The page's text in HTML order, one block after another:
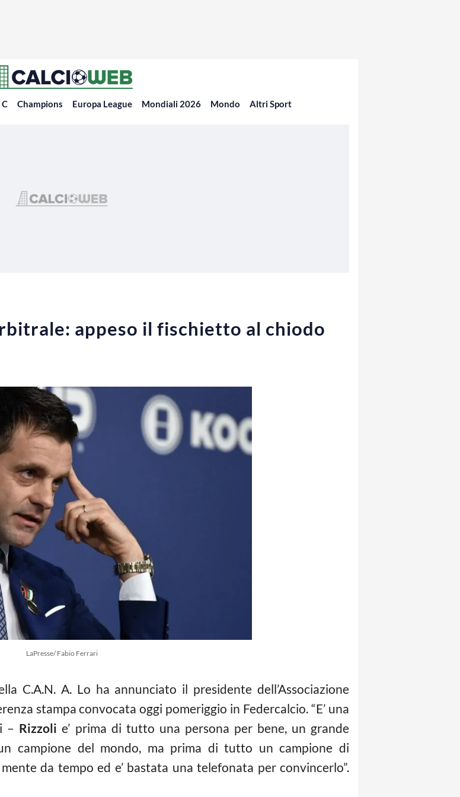
C Champions Europa League Mondiali 2026 Mondo Altri Sport
appeso il fischietto al chiodo
LaPresse/ Fabio Ferrari
C.A.N. A. Lo ha annunciato il presidente dell’Associazione
stampa convocata oggi pomeriggio in Federcalcio. “E’ una
– Rizzoli e’ prima di tutto una persona per bene, un grande
campione del mondo, ma prima di tutto un campione di
da tempo ed e’ bastata una telefonata per convincerlo”.